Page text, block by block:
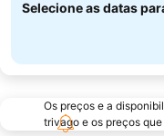
Selecione as datas
Os preços e a
trivago e os preços